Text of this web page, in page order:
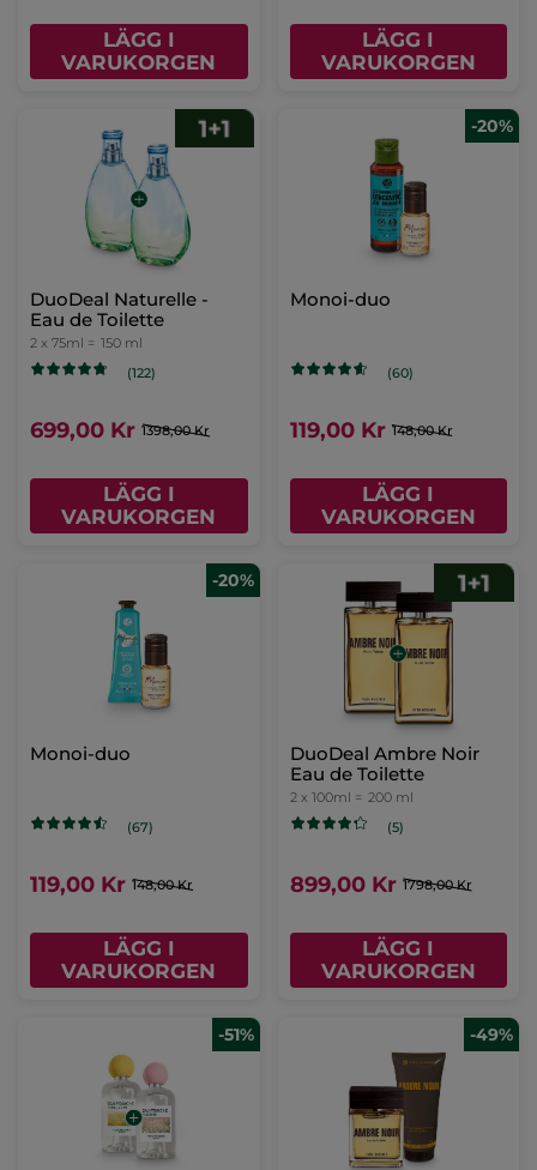
LÄGG I
VARUKORGEN
LÄGG I
VARUKORGEN
DuoDeal Naturelle -
Eau de Toilette
2 x 75ml = 150 ml
(122)
699,00 Kr 1398,00 Kr
LÄGG I
VARUKORGEN
-20%
Monoi-duo
(60)
119,00 Kr 148,00 Kr
LÄGG I
VARUKORGEN
-20%
Monoi-duo
(67)
119,00 Kr 148,00 Kr
LÄGG I
VARUKORGEN
DuoDeal Ambre Noir
Eau de Toilette
2 x 100ml = 200 ml
(5)
899,00 Kr 1798,00 Kr
LÄGG I
VARUKORGEN
-51% -49%